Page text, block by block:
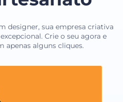
designer, sua empresa criativa
Crie o seu agora e
apenas alguns cliques.